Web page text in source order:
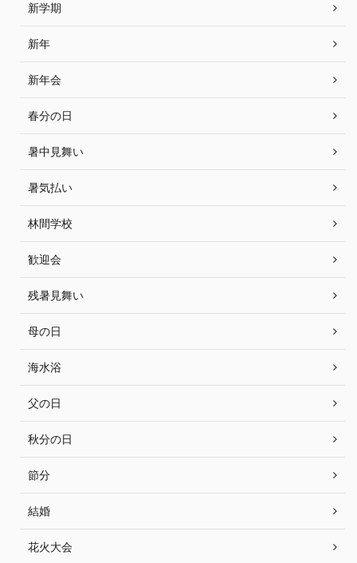
新学期
新年
新年会
春分の日
暑中見舞い
暑気払い
林間学校
歓迎会
残暑見舞い
母の日
海水浴
父の日
秋分の日
節分
結婚
花火大会